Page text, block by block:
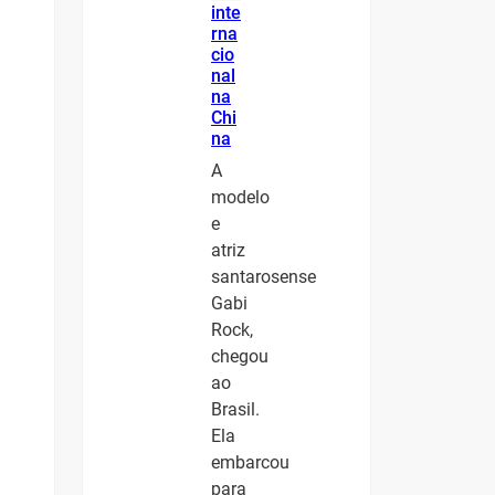
inte
rna
cio
nal
na
Chi
na
A
modelo
e
atriz
santarosense
Gabi
Rock,
chegou
ao
Brasil.
Ela
embarcou
para